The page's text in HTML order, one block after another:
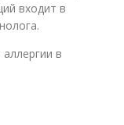
входит в
в